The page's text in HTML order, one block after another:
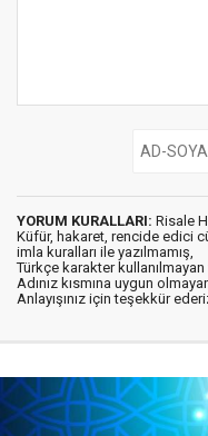
YORUM KURALLARI: Risale
Küfür, hakaret, rencide edici
imla kuralları ile yazılmamış,
Türkçe karakter kullanılmayan
Adınız kısmına uygun
Anlayışınız için teşekkür